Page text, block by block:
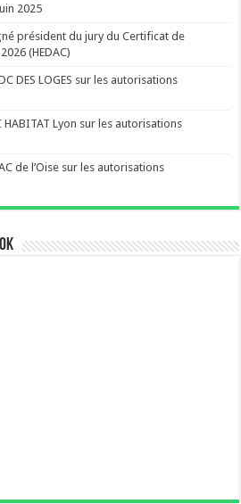
2025
président du jury du Certificat de
(HEDAC)
DES LOGES sur les autorisations
Lyon sur les autorisations
de l’Oise sur les autorisations